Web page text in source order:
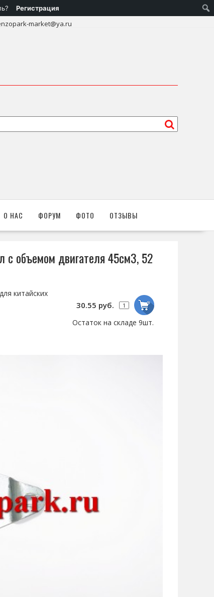
Регистрация
market@ya.ru
О НАС ФОРУМ ФОТО ОТЗЫВЫ
с объемом двигателя 45см3, 52
30.55 руб.
Остаток на складе 9шт.
китайских